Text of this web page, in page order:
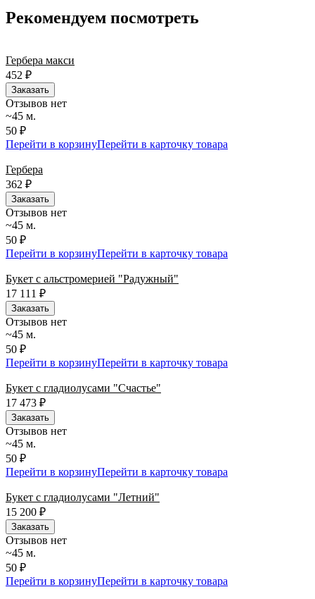
Рекомендуем посмотреть
Гербера макси
452 ₽
Заказать
Отзывов нет
~45 м.
50 ₽
Перейти в корзинуПерейти в карточку товара
Гербера
362 ₽
Заказать
Отзывов нет
~45 м.
50 ₽
Перейти в корзинуПерейти в карточку товара
Букет с альстромерией "Радужный"
17 111
₽
Заказать
Отзывов нет
~45 м.
50 ₽
Перейти в корзинуПерейти в карточку товара
Букет с гладиолусами "Счастье"
17 473 ₽
Заказать
Отзывов нет
~45 м.
50 ₽
Перейти в корзинуПерейти в карточку товара
Букет с гладиолусами "Летний"
15 200 ₽
Заказать
Отзывов нет
~45 м.
50 ₽
Перейти в корзинуПерейти в карточку товара